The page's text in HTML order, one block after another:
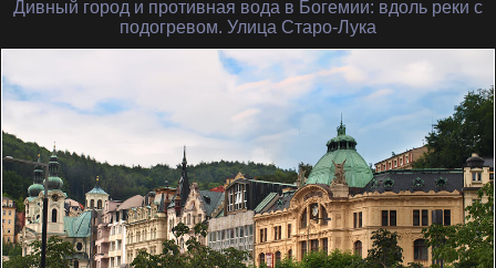
Дивный город и противная вода в Богемии: вдоль реки с
подогревом. Улица Старо-Лука